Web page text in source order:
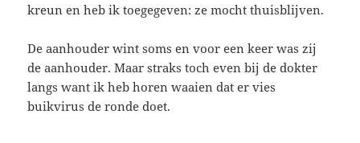
kreun en heb ik toegegeven: ze mocht thuisblijven.
De aanhouder wint soms en voor een keer was zij
de aanhouder. Maar straks toch even bij de dokter
langs want ik heb horen waaien dat er vies
buikvirus de ronde doet.